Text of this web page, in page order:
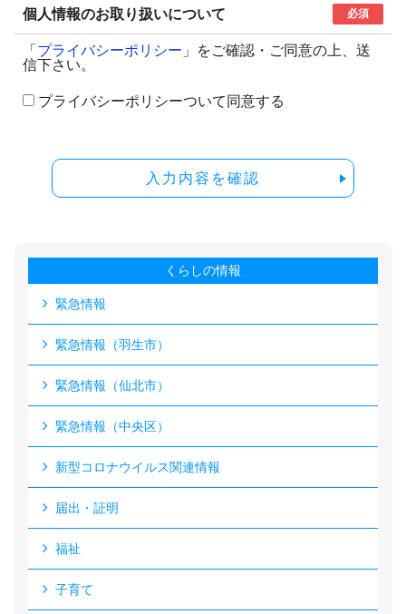
個人情報のお取り扱いについて 必須
「 プライバシーポリシー 」をご確認・ご同意の上、送
信下さい。
プライバシーポリシーついて同意する
入力内容を確認
くらしの情報
緊急情報
緊急情報（羽生市）
緊急情報（仙北市）
緊急情報（中央区）
新型コロナウイルス関連情報
届出・証明
福祉
子育て